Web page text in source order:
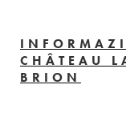
CHÂTEAU
BRION